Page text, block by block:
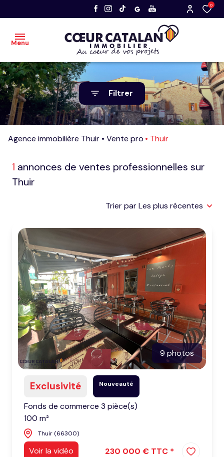
0
Menu
accueil
acheter
vendre
dernières
ventes
honoraires
nous
contacter
notre
agence
nos
partenaires
Filtrer
Agence immobilière Thuir Vente pro Thuir
1 annonces de ventes professionnelles sur
Thuir
Trier par Les plus récentes
9 photos
Voir la vidéo
Exclusivité Nouveauté
Fonds de commerce 3 pièce(s)
100 m²
Thuir (66300)
230 000 € TTC *